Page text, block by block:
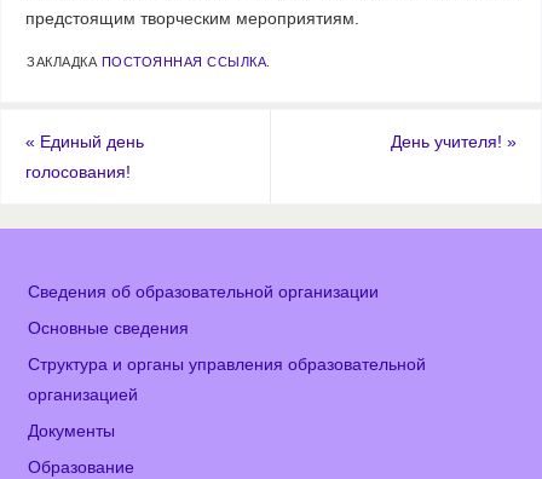
предстоящим творческим мероприятиям.
ЗАКЛАДКА ПОСТОЯННАЯ ССЫЛКА
« Единый день
голосования!
День учителя! »
Сведения об образовательной организации
Основные сведения
Структура и органы управления образовательной
организацией
Документы
Образование